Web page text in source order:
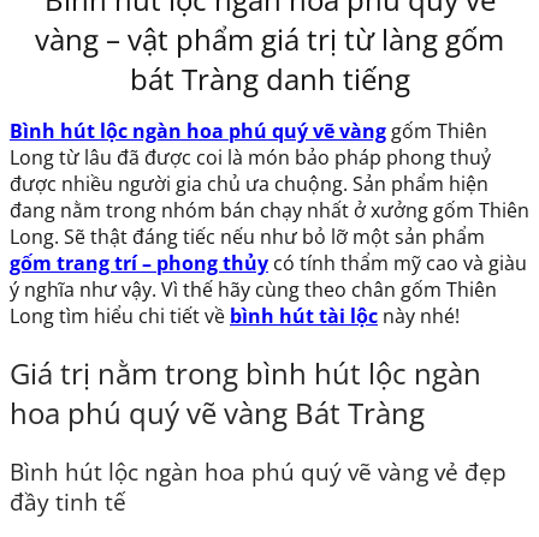
vàng – vật phẩm giá trị từ làng gốm
bát Tràng danh tiếng
Bình hút lộc ngàn hoa phú quý vẽ vàng gốm Thiên
Long từ lâu đã được coi là món bảo pháp phong thuỷ
được nhiều người gia chủ ưa chuộng. Sản phẩm hiện
đang nằm trong nhóm bán chạy nhất ở xưởng gốm Thiên
Long. Sẽ thật đáng tiếc nếu như bỏ lỡ một sản phẩm
gốm trang trí – phong thủy có tính thẩm mỹ cao và giàu
ý nghĩa như vậy. Vì thế hãy cùng theo chân gốm Thiên
Long tìm hiểu chi tiết về bình hút tài lộc này nhé!
Giá trị nằm trong bình hút lộc ngàn
hoa phú quý vẽ vàng Bát Tràng
Bình hút lộc ngàn hoa phú quý vẽ vàng vẻ đẹp
đầy tinh tế